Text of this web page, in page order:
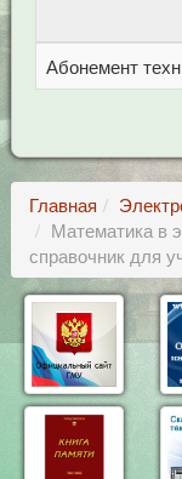
Абонемент
Главная
Математика в
справочник для